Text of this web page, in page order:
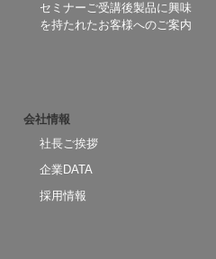
セミナーご受講後製品に興味
を持たれたお客様へのご案内
会社情報
社長ご挨拶
企業DATA
採用情報